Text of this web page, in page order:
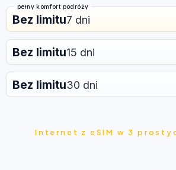
pełny komfort podróży
Bez limitu7 dni
Bez limitu15 dni
Bez limitu30 dni
Internet z eSIM w 3